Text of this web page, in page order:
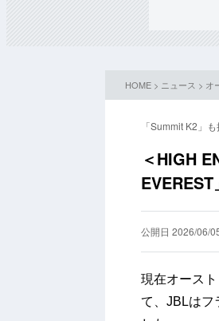
HOME > ニュース > オ
「Summit K2」
＜HIGH
公開日 2026/06/
現在オース
て、JBLはフ